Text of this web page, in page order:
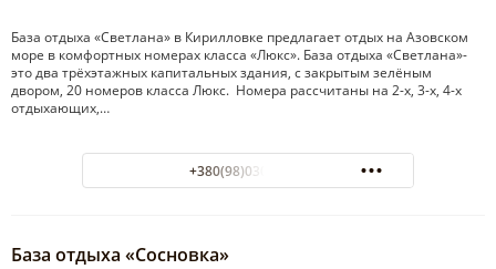
База отдыха «Светлана» в Кирилловке предлагает отдых на Азовском
море в комфортных номерах класса «Люкс». База отдыха «Светлана»-
это два трёхэтажных капитальных здания, с закрытым зелёным
двором, 20 номеров класса Люкс. Номера рассчитаны на 2-х, 3-х, 4-х
отдыхающих,…
+380(98)030-79-76
База отдыха «Сосновка»